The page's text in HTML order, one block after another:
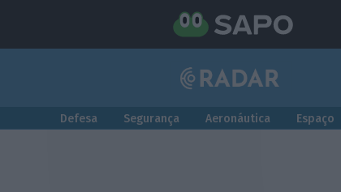
Defesa Segurança Aeronáutica Espaço